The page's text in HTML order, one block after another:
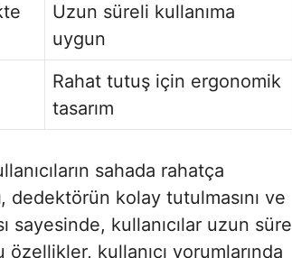
Uzun süreli kullanıma
uygun
Rahat tutuş için ergonomik
tasarım
sahada rahatça
, dedektörün kolay tutulmasını ve
sayesinde, kullanıcılar uzun süre
kullanıcı yorumlarında